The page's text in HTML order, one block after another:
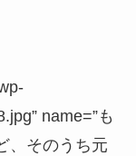
name=”も
、そのうち元